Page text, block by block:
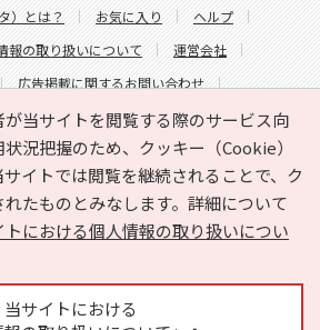
当サイトを閲覧する際のサービス向
況把握のため、クッキー（Cookie）
イトでは閲覧を継続されることで、ク
たものとみなします。詳細について
トにおける個人情報の取り扱いについ
当サイトにおける
）とは？ お気に入り
ヘルプ
報の取り扱いについて
運営会社
広告掲載に関するお問い合わせ
の内容に関するお問い合わせ
All Rights Reserved.